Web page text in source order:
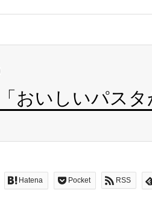
おいしいパスタ
Hatena Pocket RSS